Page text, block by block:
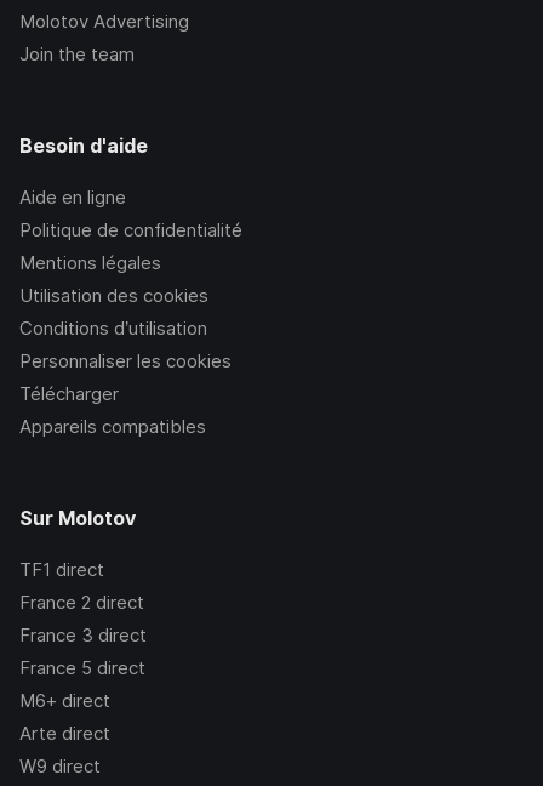
Molotov Advertising
Join the team
Besoin d'aide
Aide en ligne
Politique de confidentialité
Mentions légales
Utilisation des cookies
Conditions d’utilisation
Personnaliser les cookies
Télécharger
Appareils compatibles
Sur Molotov
TF1 direct
France 2 direct
France 3 direct
France 5 direct
M6+ direct
Arte direct
W9 direct